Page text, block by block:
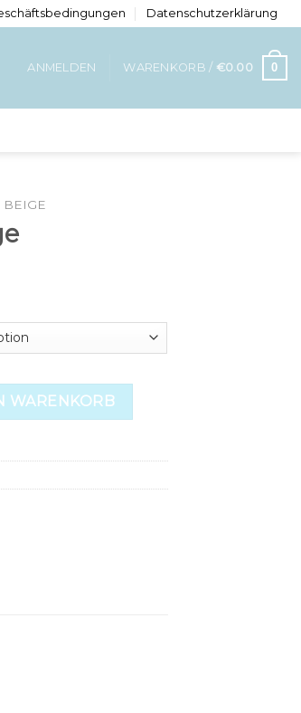
Datenschutzerklärung
ANMELDEN WARENKORB / €0.00 0
BEIGE
WARENKORB